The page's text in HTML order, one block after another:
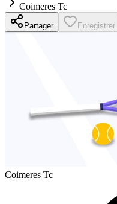
Coimeres Tc
Partager Enregistrer
Coimeres Tc